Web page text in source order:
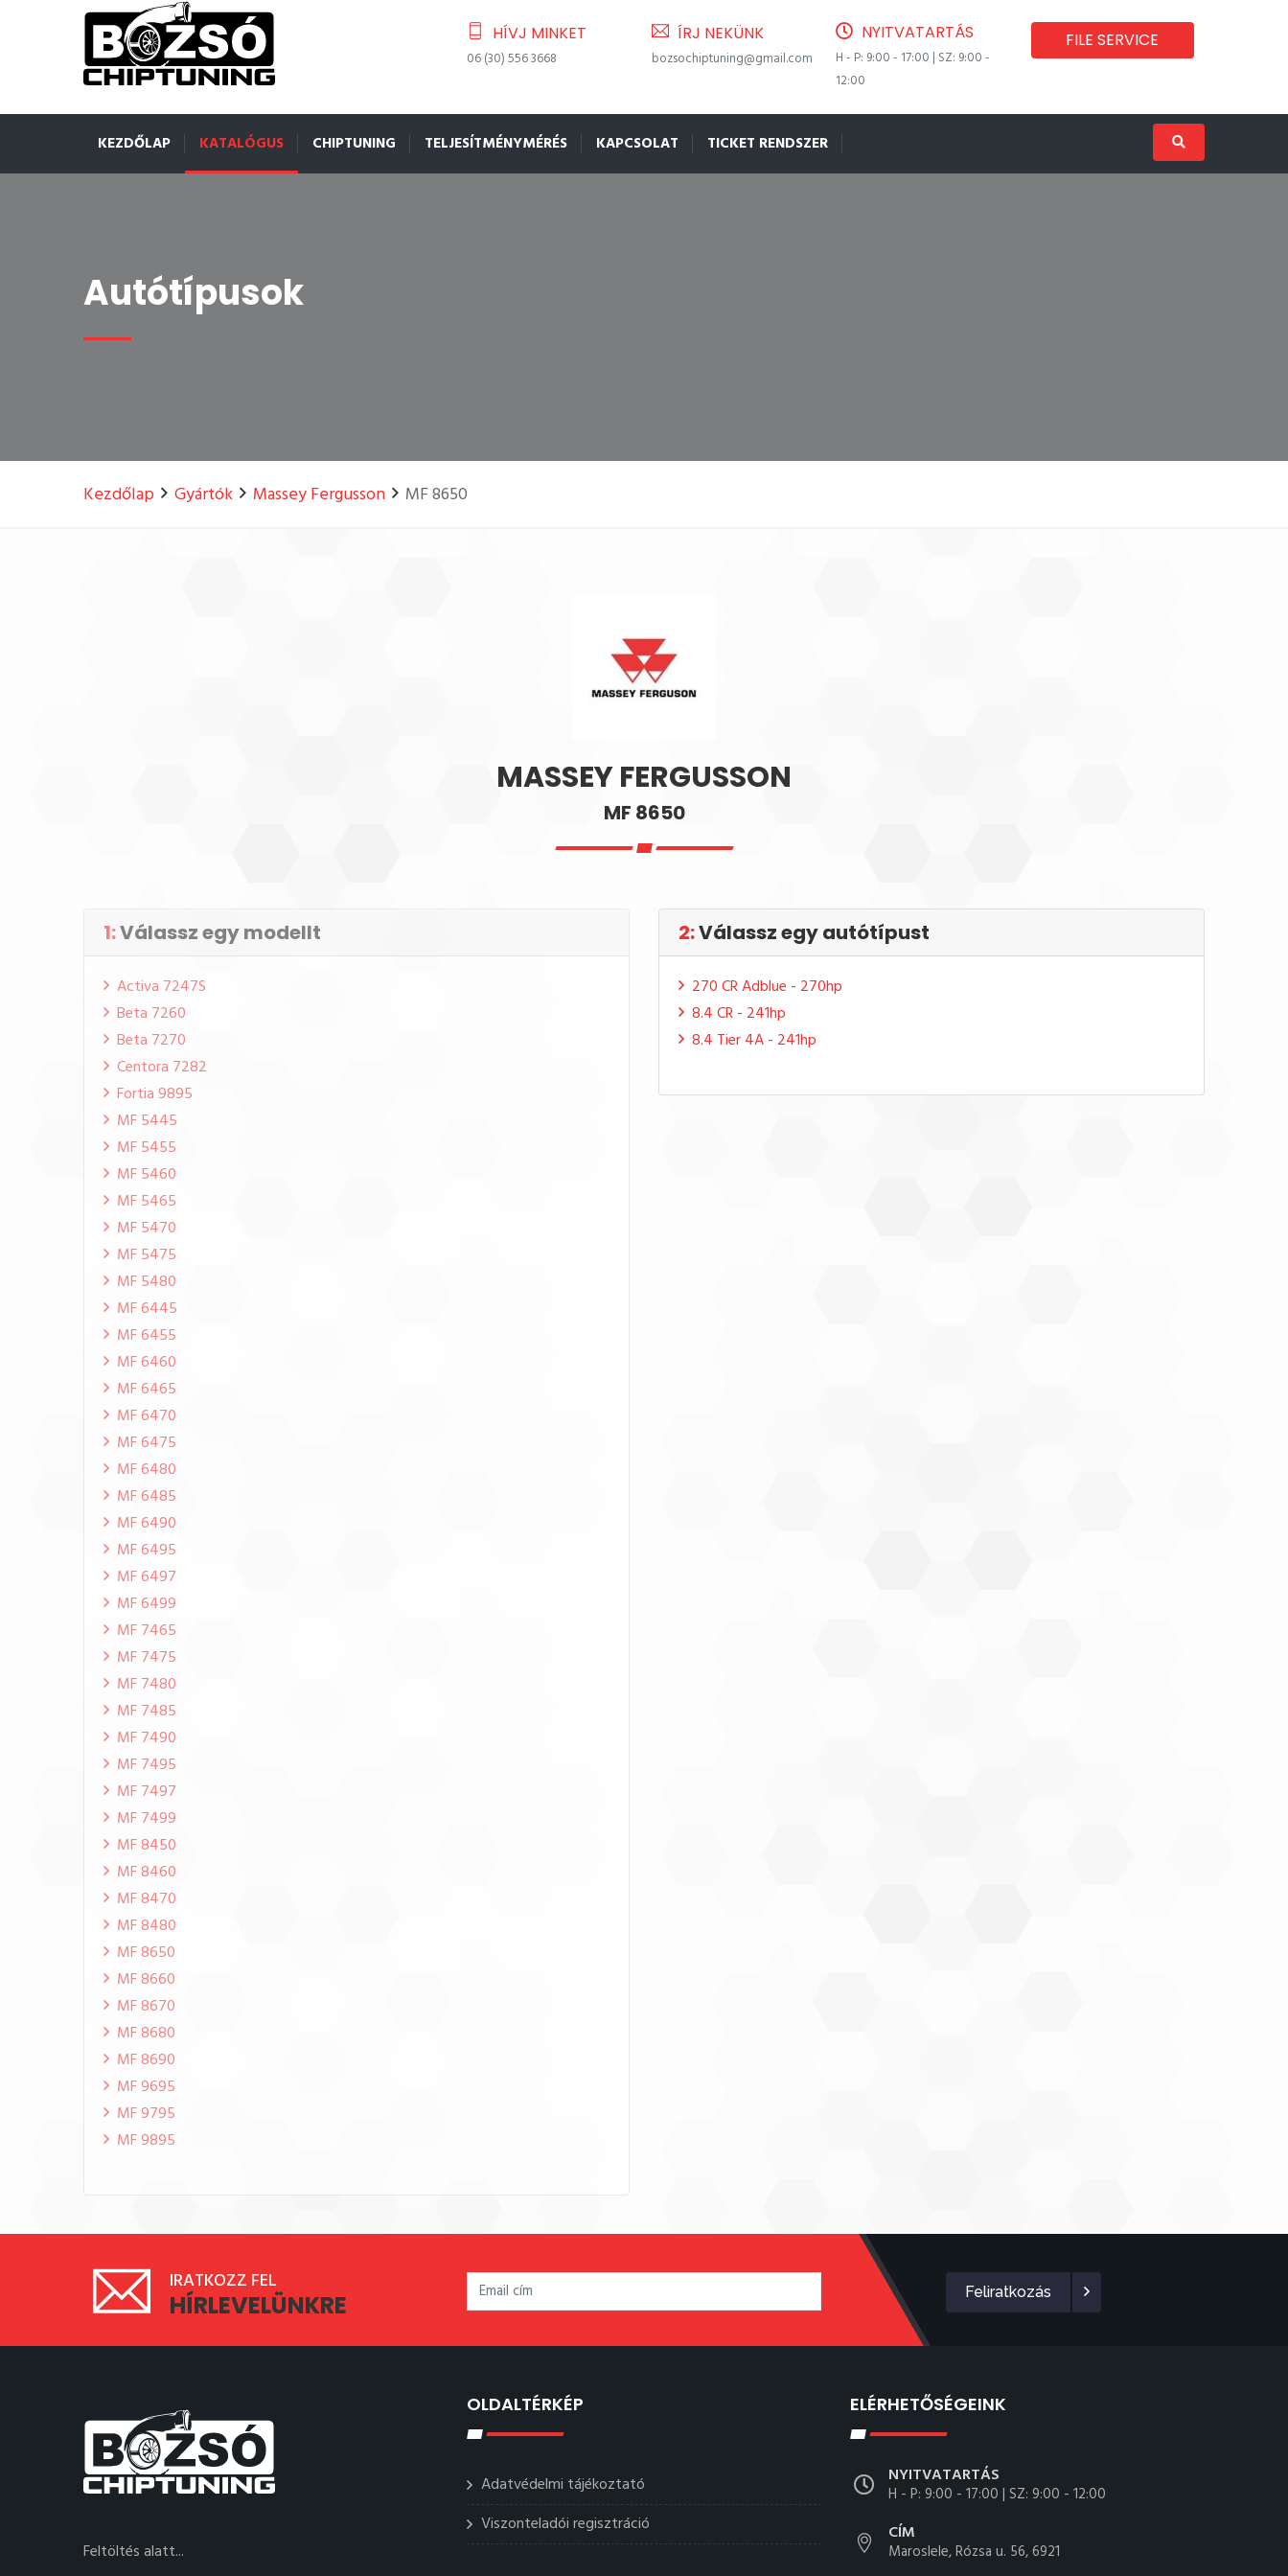
HÍVJ MINKET
06 (30) 556 3668
ÍRJ NEKÜNK
bozsochiptuning@gmail.com
NYITVATARTÁS
H - P: 9:00 - 17:00 | SZ: 9:00 -
12:00
FILE SERVICE
KEZDŐLAP KATALÓGUS CHIPTUNING TELJESÍTMÉNYMÉRÉS KAPCSOLAT TICKET RENDSZER
Autótípusok
Kezdőlap Gyártók Massey Fergusson MF 8650
MASSEY FERGUSSON
MF 8650
1:Válassz egy modellt
Activa 7247S
Beta 7260
Beta 7270
Centora 7282
Fortia 9895
MF 5445
MF 5455
MF 5460
MF 5465
MF 5470
MF 5475
MF 5480
MF 6445
MF 6455
MF 6460
MF 6465
MF 6470
MF 6475
MF 6480
MF 6485
MF 6490
MF 6495
MF 6497
MF 6499
MF 7465
MF 7475
MF 7480
MF 7485
MF 7490
MF 7495
MF 7497
MF 7499
MF 8450
MF 8460
MF 8470
MF 8480
MF 8650
MF 8660
MF 8670
MF 8680
MF 8690
MF 9695
MF 9795
MF 9895
2:Válassz egy autótípust
270 CR Adblue - 270hp
8.4 CR - 241hp
8.4 Tier 4A - 241hp
IRATKOZZ FEL
HÍRLEVELÜNKRE Feliratkozás
Feltöltés alatt...
OLDALTÉRKÉP
Adatvédelmi tájékoztató
Viszonteladói regisztráció
ELÉRHETŐSÉGEINK
NYITVATARTÁS
H - P: 9:00 - 17:00 | SZ: 9:00 - 12:00
CÍM
Maroslele, Rózsa u. 56, 6921